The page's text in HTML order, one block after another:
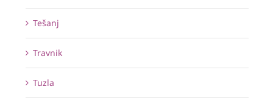
Tešanj
Travnik
Tuzla